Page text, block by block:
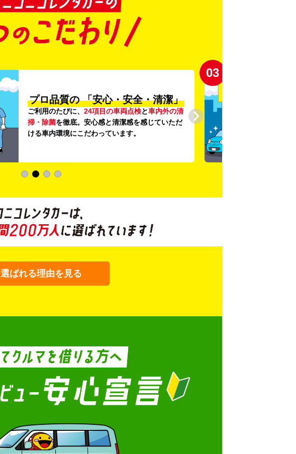
プロ品質の 「安心・安全・清潔」
ご利用のたびに、 24項目の車両点検と車内外の清
掃・除菌を徹底。安心感と清潔感を感じていただ
ける車内環境にこだわっています。
03
選ばれる理由を見る